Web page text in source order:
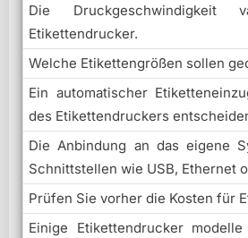
Die
Etikettendrucker.
Welche Etikettengrößen sollen
Ein automatischer
des Etikettendruckers
Die Anbindung an das eigene
Schnittstellen wie USB, Ethernet
Prüfen Sie vorher die Kosten für
Einige Etikettendrucker